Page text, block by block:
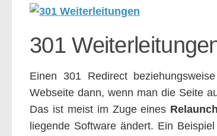
301
Einen 301 Redirect
Webseite dann, wenn man die Seite
Das ist meist im Zuge eines
liegende Software ändert. Ein